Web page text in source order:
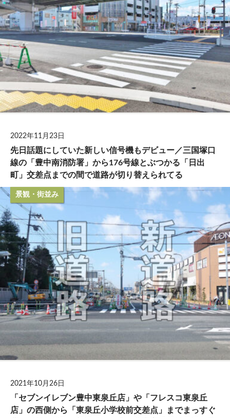
2022年11月23日
先日話題にしていた新しい信号機もデビュー／三国塚口
線の「豊中南消防署」から176号線とぶつかる「日出
町」交差点までの間で道路が切り替えられてる
景観・街並み
2021年10月26日
「セブンイレブン豊中東泉丘店」や「フレスコ東泉丘
店」の西側から「東泉丘小学校前交差点」までまっすぐ